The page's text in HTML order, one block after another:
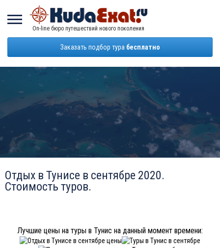
On-line бюро путешествий нового поколения
Заказать подбор тура бесплатно
Отдых в Тунисе в сентябре 2020.
Стоимость туров.
Лучшие цены на туры в Тунис на данный момент времени: